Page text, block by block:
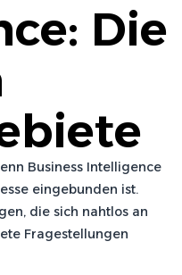
Die
Business Intelligence
eingebunden ist.
die sich nahtlos an
Fragestellungen